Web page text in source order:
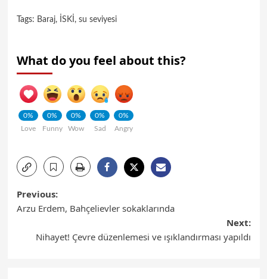
Tags: Baraj, İSKİ , su seviyesi
What do you feel about this?
0%
Love
0%
Funny
0%
Wow
0%
Sad
0%
Angry
Previous:
Arzu Erdem, Bahçelievler sokaklarında
Next:
Nihayet! Çevre düzenlemesi ve ışıklandırması yapıldı